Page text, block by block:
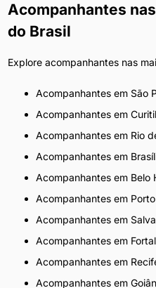
Acompanhantes
do Brasil
Explore acompanhantesnas
Acompanhantesem São
Acompanhantesem
Acompanhantesem Rio
Acompanhantesem
Acompanhantesem Belo
Acompanhantesem
Acompanhantesem
Acompanhantesem
Acompanhantesem
Acompanhantesem